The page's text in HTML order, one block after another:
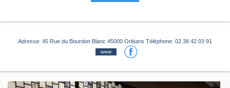
Adresse: 45 Rue du Bourdon Blanc 45000 Orléans Téléphone: 02 38 42 03 91
www